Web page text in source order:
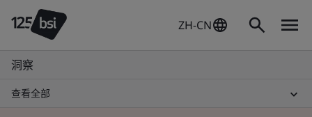
ZH-CN
洞察
查看全部